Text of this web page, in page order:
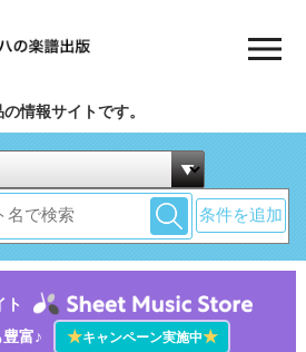
情報サイトです。
条件を追加
ト
富♪
★キャンペーン実施中★